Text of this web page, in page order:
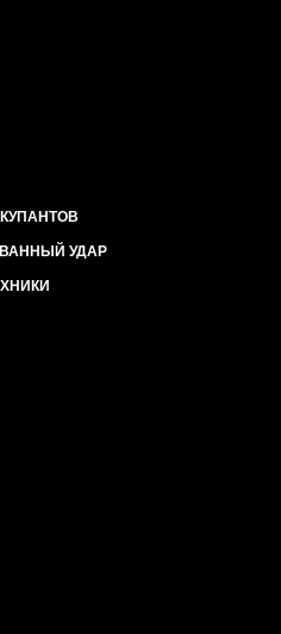
УДАР